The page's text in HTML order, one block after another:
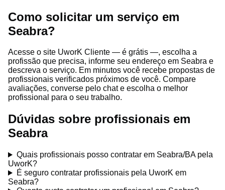
Como solicitar um serviço em
Seabra?
Acesse o site UworK Cliente — é grátis —, escolha a
profissão que precisa, informe seu endereço em Seabra e
descreva o serviço. Em minutos você recebe propostas de
profissionais verificados próximos de você. Compare
avaliações, converse pelo chat e escolha o melhor
profissional para o seu trabalho.
Dúvidas sobre profissionais em
Seabra
Quais profissionais posso contratar em Seabra/BA pela
UworK?
É seguro contratar profissionais pela UworK em
Seabra?